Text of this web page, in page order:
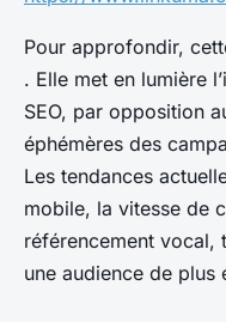
Pour approfondir,
. Elle met en lumière
SEO, par opposition
éphémères des
Les tendances
mobile, la vitesse de
référencement vocal,
une audience de plus